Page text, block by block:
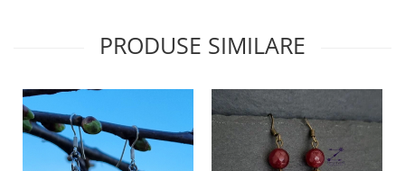
PRODUSE SIMILARE